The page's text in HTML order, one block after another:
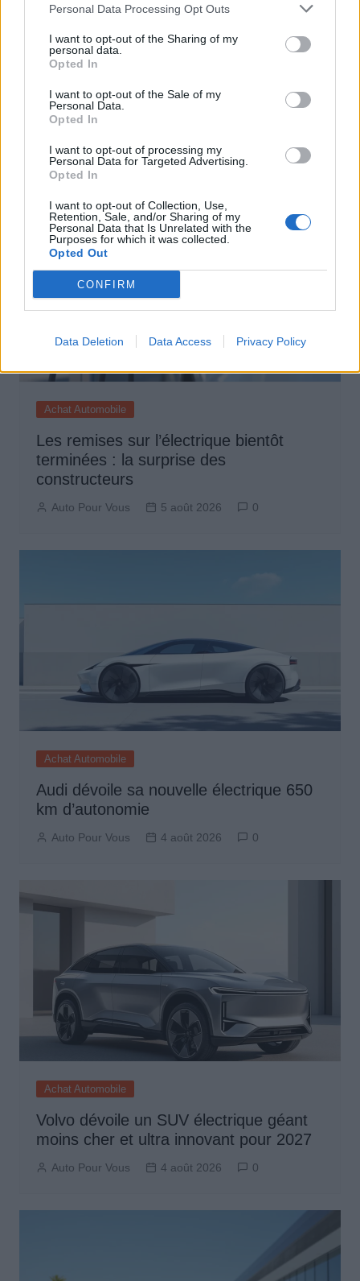
Personal Data Processing Opt Outs
I want to opt-out of the Sharing of my
personal data.
Opted In
I want to opt-out of the Sale of my
Personal Data.
Opted In
I want to opt-out of processing my
Personal Data for Targeted Advertising.
Opted In
I want to opt-out of Collection, Use,
Retention, Sale, and/or Sharing of my
Personal Data that Is Unrelated with the
Purposes for which it was collected.
Opted Out
CONFIRM
Data Deletion Data Access Privacy Policy
Denza Z9S : la voiture électrique qui
atteint 1100 km d’autonomie
Auto Pour Vous 5 août 2026
Achat Automobile
Les remises sur l’électrique bientôt
terminées : la surprise des
constructeurs
Auto Pour Vous 5 août 2026 0
Achat Automobile
Audi dévoile sa nouvelle électrique 650
km d’autonomie
Auto Pour Vous 4 août 2026 0
Achat Automobile
Volvo dévoile un SUV électrique géant
moins cher et ultra innovant pour 2027
Auto Pour Vous 4 août 2026 0